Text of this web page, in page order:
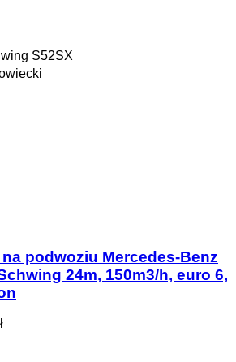
S52SX
podwoziu Mercedes-Benz
24m, 150m3/h, euro 6,